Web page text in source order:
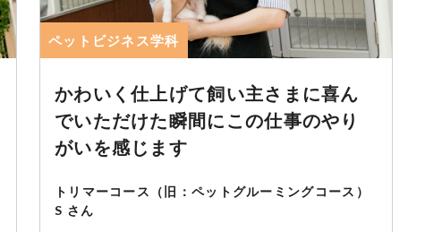
ペットビジネス学科
かわいく仕上げて飼い主さまに喜ん
でいただけた瞬間にこの仕事のやり
がいを感じます
トリマーコース（旧：ペットグルーミングコース）
S さん